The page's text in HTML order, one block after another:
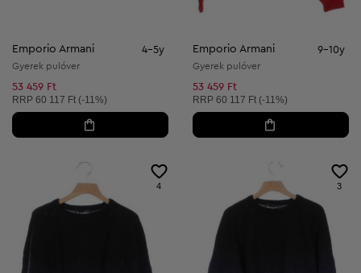
Emporio Armani 4-5y
Gyerek pulóver
53 459 Ft
Ajánlott ár:
RRP 60 117 Ft (-11%)
Emporio Armani 9-10y
Gyerek pulóver
53 459 Ft
Ajánlott ár:
RRP 60 117 Ft (-11%)
4 3